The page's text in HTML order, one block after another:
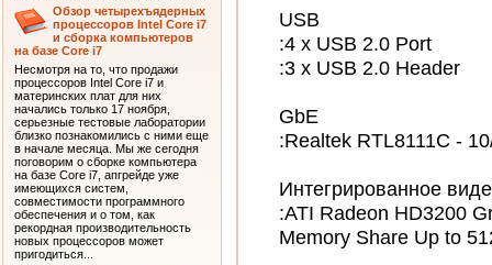
USB
:4 x USB 2.0 Port
:3 x USB 2.0 Header
GbE
:Realtek RTL8111C -
Интегрированное
:ATI Radeon HD3200
Memory Share Up to
Обзор четырехъядерных
процессоров Intel Core i7
и сборка компьютеров
на базе Core i7
Несмотря на то, что продажи
процессоров Intel Core i7 и
материнских плат для них
начались только 17 ноября,
серьезные тестовые лаборатории
близко познакомились с ними еще
в начале месяца. Мы же сегодня
поговорим о сборке компьютера
на базе Core i7, апгрейде уже
имеющихся систем,
совместимости программного
обеспечения и о том, как
рекордная производительность
новых процессоров может
пригодиться...